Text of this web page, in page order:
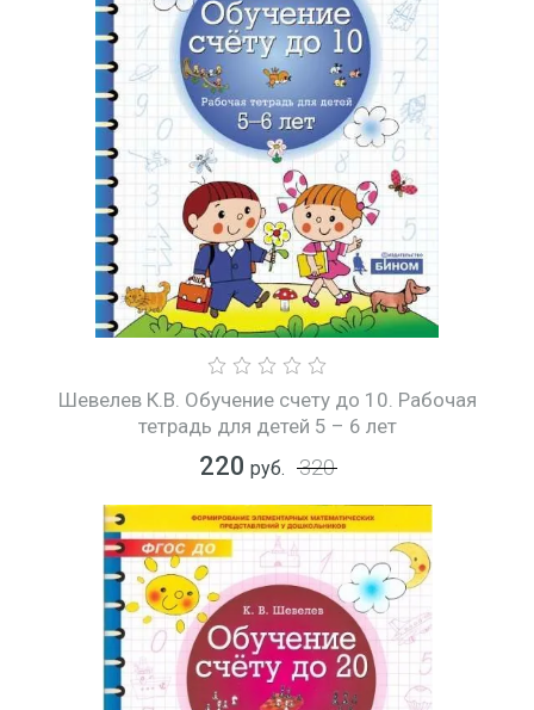
Шевелев К.В. Обучение счету до 10. Рабочая
тетрадь для детей 5 – 6 лет
220 руб. 320